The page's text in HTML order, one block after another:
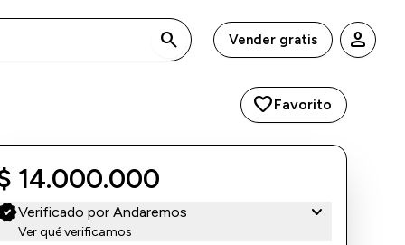
search Vender gratis person
favoriteFavorito
14.000.000
Verificado por Andaremos
Ver qué verificamos
expand_more